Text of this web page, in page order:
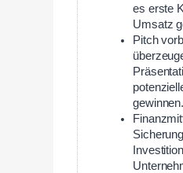
es erste
Umsatz
Pitch
gewinnen.